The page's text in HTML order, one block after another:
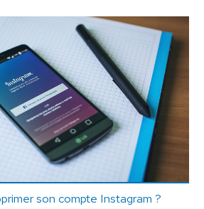
son compte Instagram ?